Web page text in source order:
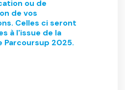
ou de
de vos
Celles ci seront
à l'issue de la
Parcoursup 2025.